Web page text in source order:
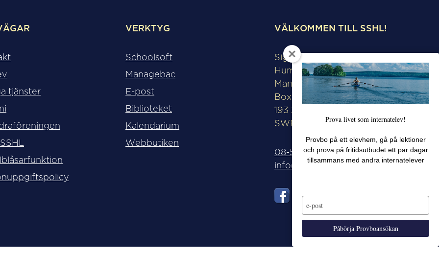
tjänster
VERKTYG
Schoolsoft
Managebac
E-post
Biblioteket
Kalendarium
Webbutiken
VÄLKOMMEN TILL SSHL!
Sigtunaskolan
Humanistiska Läroverket
Manfred Björkquists allé 8
Box 508
193 28 Sigtuna
SWEDEN
08-592 571 00
info@sshl.se
Prova livet som internatelev!
Provbo på ett elevhem, gå på lektioner
och prova på fritidsutbudet ett par dagar
tillsammans med andra internatelever
email
Påbörja Provboansökan